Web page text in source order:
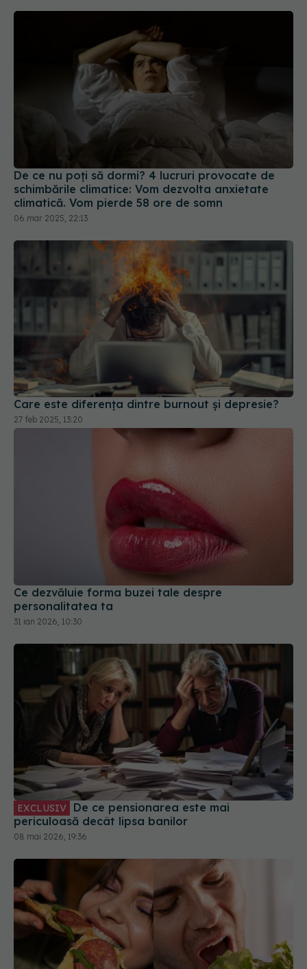
De ce nu poți să dormi? 4 lucruri provocate de
schimbările climatice: Vom dezvolta anxietate
climatică. Vom pierde 58 ore de somn
06 mar 2025, 22:13
Care este diferența dintre burnout și depresie?
27 feb 2025, 13:20
Ce dezvăluie forma buzei tale despre
personalitatea ta
EXCLUSIV De ce pensionarea este mai
periculoasă decât lipsa banilor
08 mai 2026, 19:36